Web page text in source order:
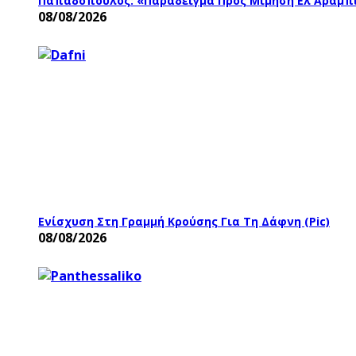
08/08/2026
Ενίσχυση Στη Γραμμή Κρούσης Για Τη Δάφνη (pic)
08/08/2026